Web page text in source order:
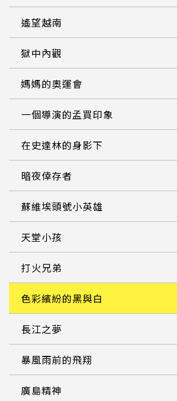
遙望越南
獄中內觀
媽媽的奧運會
一個導演的孟買印象
在史達林的身影下
暗夜倖存者
蘇維埃頭號小英雄
天堂小孩
打火兄弟
色彩繽紛的黑與白
長江之夢
暴風雨前的飛翔
廣島精神